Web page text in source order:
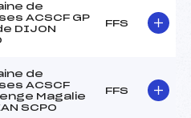
de
ACSCF GP
DIJON
FFS
de
ACSCF
Magalie
SCPO
FFS